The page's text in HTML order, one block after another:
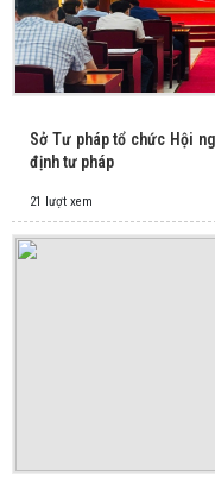
Sở Tư pháp tổ chức Hội
định tư pháp
21 lượt xem